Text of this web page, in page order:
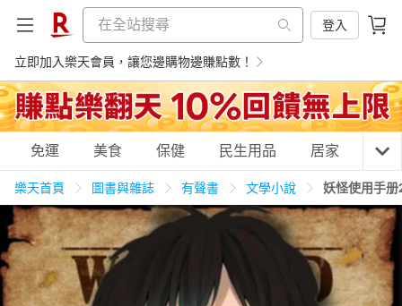
登入
立即加入樂天會員，讓您邊購物邊賺點數！
購物網分類
天天免運 美食蛋糕 民生用品
免運 美食 保健 民生用品 居家 3C
樂天首頁 圖書與雜誌 有聲書 文學小說 妖怪使用手